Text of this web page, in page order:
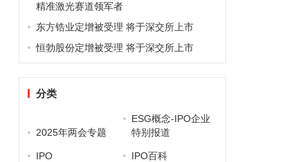
精准激光赛道领军者
东方锆业定增被受理 将于深交所上市
恒勃股份定增被受理 将于深交所上市
分类
2025年两会专题
ESG概念-IPO企业
特别报道
IPO IPO百科